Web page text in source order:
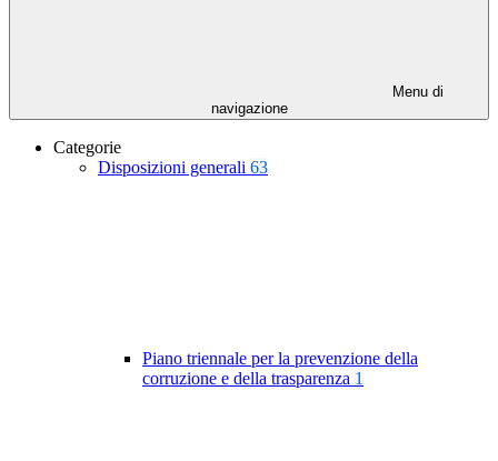
Menu di
navigazione
Categorie
Disposizioni generali 63
Piano triennale per la prevenzione della
corruzione e della trasparenza 1